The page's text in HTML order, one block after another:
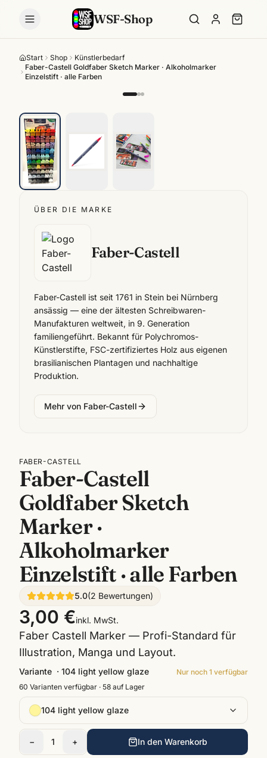
WSF-Shop
Start Shop
Künstlerbedarf
Faber-Castell Goldfaber Sketch Marker · Alkoholmarker
Einzelstift · alle Farben
ÜBER DIE MARKE
Faber-Castell
Faber-Castell ist seit 1761 in Stein bei Nürnberg
ansässig — eine der ältesten Schreibwaren-
Manufakturen weltweit, in 9. Generation
familiengeführt. Bekannt für Polychromos-
Künstlerstifte, FSC-zertifiziertes Holz aus eigenen
brasilianischen Plantagen und nachhaltige
Produktion.
Mehr von Faber-Castell
FABER-CASTELL
Faber-Castell
Goldfaber Sketch
Marker ·
Alkoholmarker
Einzelstift · alle Farben
5.0(2 Bewertungen)
3,00 €inkl. MwSt.
Faber Castell Marker — Profi-Standard für
Illustration, Manga und Layout.
Variante · 104 light yellow glaze Nur noch 1 verfügbar
60 Varianten verfügbar · 58 auf Lager
104 light yellow glaze
− 1 + In den Warenkorb